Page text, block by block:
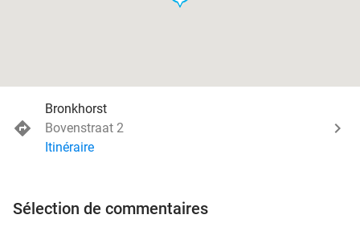
Bronkhorst
Bovenstraat 2
Itinéraire
Sélection de commentaires